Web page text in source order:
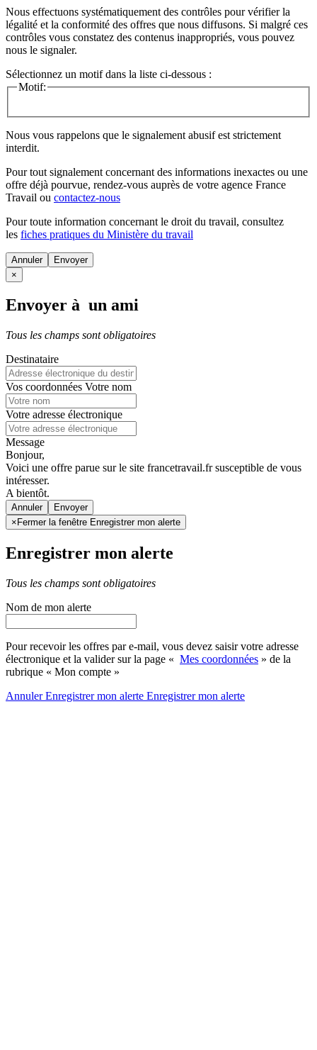
Nous effectuons systématiquement des contrôles pour vérifier la
légalité et la conformité des offres que nous diffusons. Si malgré ces
contrôles vous constatez des contenus inappropriés, vous pouvez
nous le signaler.
Sélectionnez un motif dans la liste ci-dessous :
Motif:
Nous vous rappelons que le signalement abusif est strictement
interdit.
Pour tout signalement concernant des informations inexactes ou une
offre déjà pourvue, rendez-vous auprès de votre agence France
Travail ou contactez-nous
Pour toute information concernant le droit du travail, consultez
les fiches pratiques du Ministère du travail
Annuler
×
Envoyer à un ami
Tous les champs sont obligatoires
Destinataire
Vos coordonnées Votre nom
Votre adresse électronique
Message
Bonjour,
Voici une offre parue sur le site francetravail.fr susceptible de vous
intéresser.
A bientôt.
Annuler
× Fermer la fenêtre Enregistrer mon alerte
Enregistrer mon alerte
Tous les champs sont obligatoires
Nom de mon alerte
Pour recevoir les offres par e-mail, vous devez saisir votre adresse
électronique et la valider sur la page « Mes coordonnées » de la
rubrique « Mon compte »
AnnulerEnregistrer mon alerte Enregistrermon alerte